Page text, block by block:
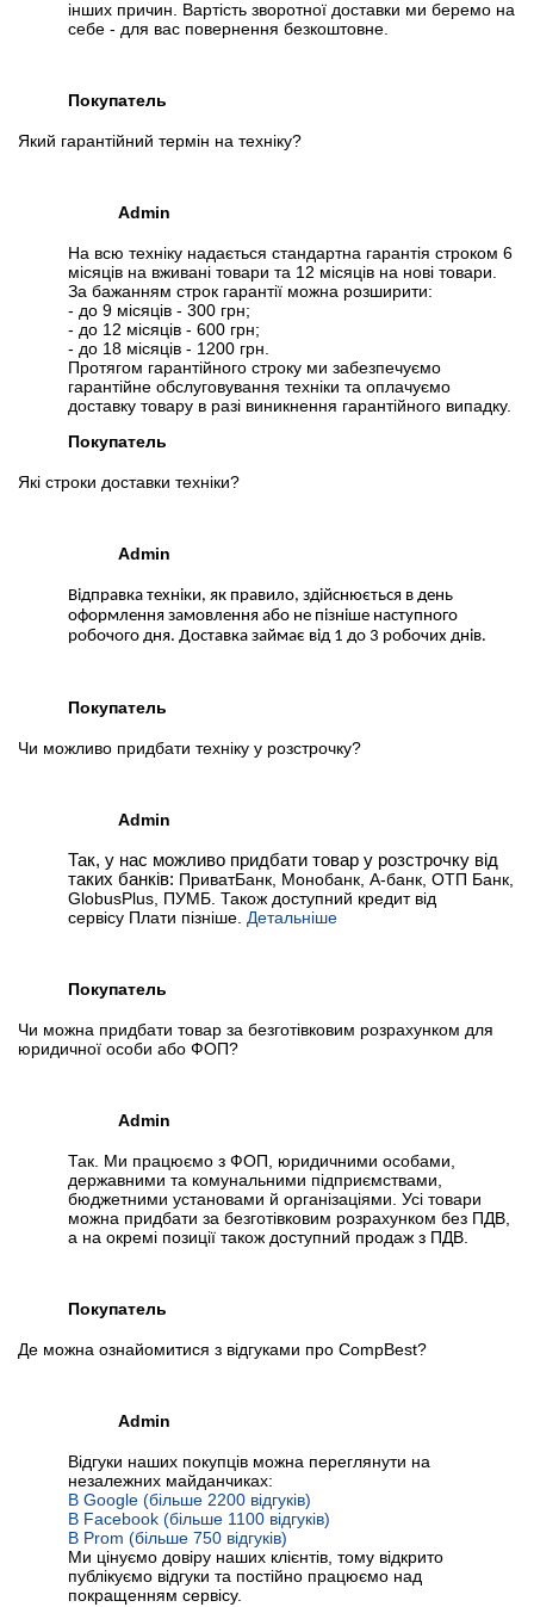
інших причин. Вартість зворотної доставки ми беремо на
себе - для вас повернення безкоштовне.
Покупатель
Який гарантійний термін на техніку?
Admin
На всю техніку надається стандартна гарантія строком 6
місяців на вживані товари та 12 місяців на нові товари.
За бажанням строк гарантії можна розширити:
- до 9 місяців - 300 грн;
- до 12 місяців - 600 грн;
- до 18 місяців - 1200 грн.
Протягом гарантійного строку ми забезпечуємо
гарантійне обслуговування техніки та оплачуємо
доставку товару в разі виникнення гарантійного випадку.
Покупатель
Які строки доставки техніки?
Admin
Відправка техніки, як правило, здійснюється в день
оформлення замовлення або не пізніше наступного
робочого дня. Доставка займає від 1 до 3 робочих днів.
Покупатель
Чи можливо придбати техніку у розстрочку?
Admin
Так, у нас можливо придбати товар у розстрочку від
таких банків: ПриватБанк, Монобанк, А-банк, ОТП Банк,
GlobusPlus, ПУМБ. Також доступний кредит від
сервісу Плати пізніше. Детальніше
Покупатель
Чи можна придбати товар за безготівковим розрахунком для
юридичної особи або ФОП?
Admin
Так. Ми працюємо з ФОП, юридичними особами,
державними та комунальними підприємствами,
бюджетними установами й організаціями. Усі товари
можна придбати за безготівковим розрахунком без ПДВ,
а на окремі позиції також доступний продаж з ПДВ.
Покупатель
Де можна ознайомитися з відгуками про CompBest?
Admin
Відгуки наших покупців можна переглянути на
незалежних майданчиках:
В Google (більше 2200 відгуків)
В Facebook (більше 1100 відгуків)
В Prom (більше 750 відгуків)
Ми цінуємо довіру наших клієнтів, тому відкрито
публікуємо відгуки та постійно працюємо над
покращенням сервісу.